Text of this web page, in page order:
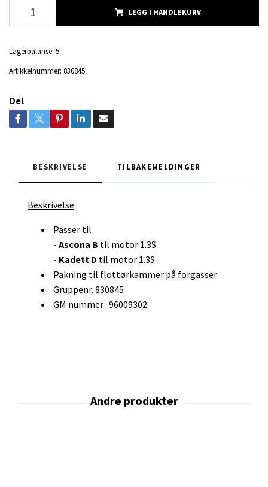
LEGG I HANDLEKURV
Lagerbalanse: 5
Artikkelnummer: 830845
Del
BESKRIVELSE TILBAKEMELDINGER
Beskrivelse
Passer til
- Ascona B til motor 1.3S
- Kadett D til motor 1.3S
Pakning til flottørkammer på forgasser
Gruppenr. 830845
GM nummer : 96009302